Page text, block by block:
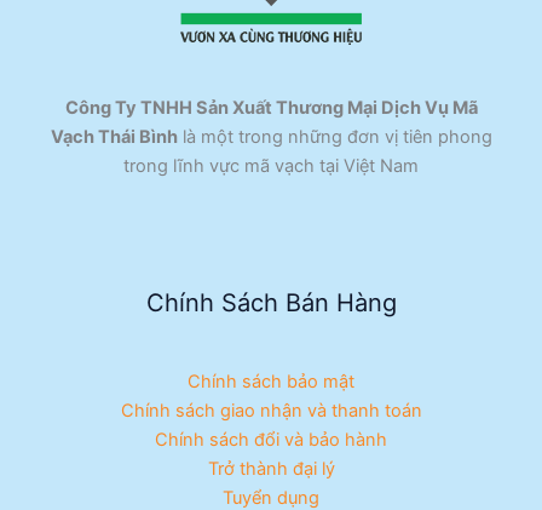
Công Ty TNHH Sản Xuất Thương Mại Dịch Vụ Mã
Vạch Thái Bìnhlà một trong những đơn vị tiên phong
trong lĩnh vực mã vạch tại Việt Nam
Chính Sách Bán Hàng
Chính sách bảo mật
Chính sách giao nhận và thanh toán
Chính sách đổi và bảo hành
Trở thành đại lý
Tuyển dụng